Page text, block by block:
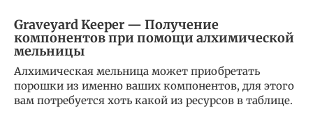
Graveyard Keeper — Получение
компонентов при помощи алхимической
мельницы
Алхимическая мельница может приобретать
порошки из именно ваших компонентов, для этого
вам потребуется хоть какой из ресурсов в таблице.